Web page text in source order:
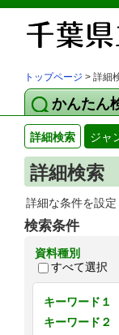
トップページ > 詳細
かんたん
詳細検索 ジャ
詳細検索
詳細な条件を設定
検索条件
資料種別
すべて選択
キーワード１
キーワード２